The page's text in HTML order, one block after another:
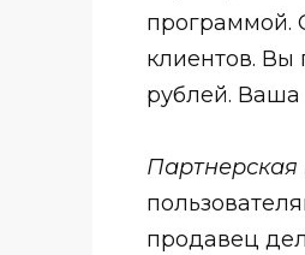
программой.
клиентов. Вы
рублей. Ваша
продавец